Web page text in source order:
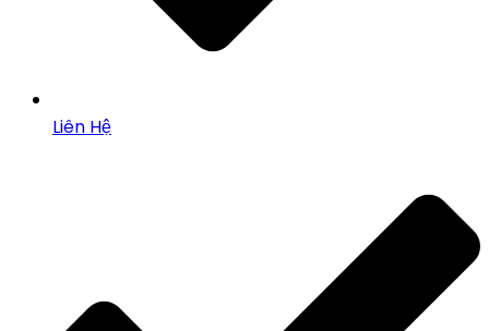
Liên Hệ